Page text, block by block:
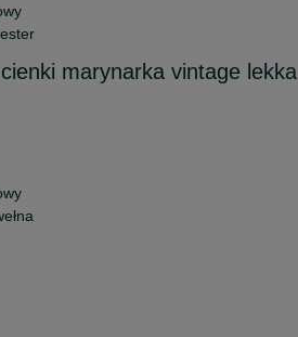
marynarka vintage lekka